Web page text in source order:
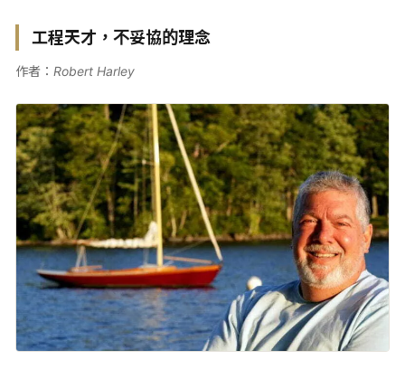
工程天才，不妥協的理念
作者：Robert Harley